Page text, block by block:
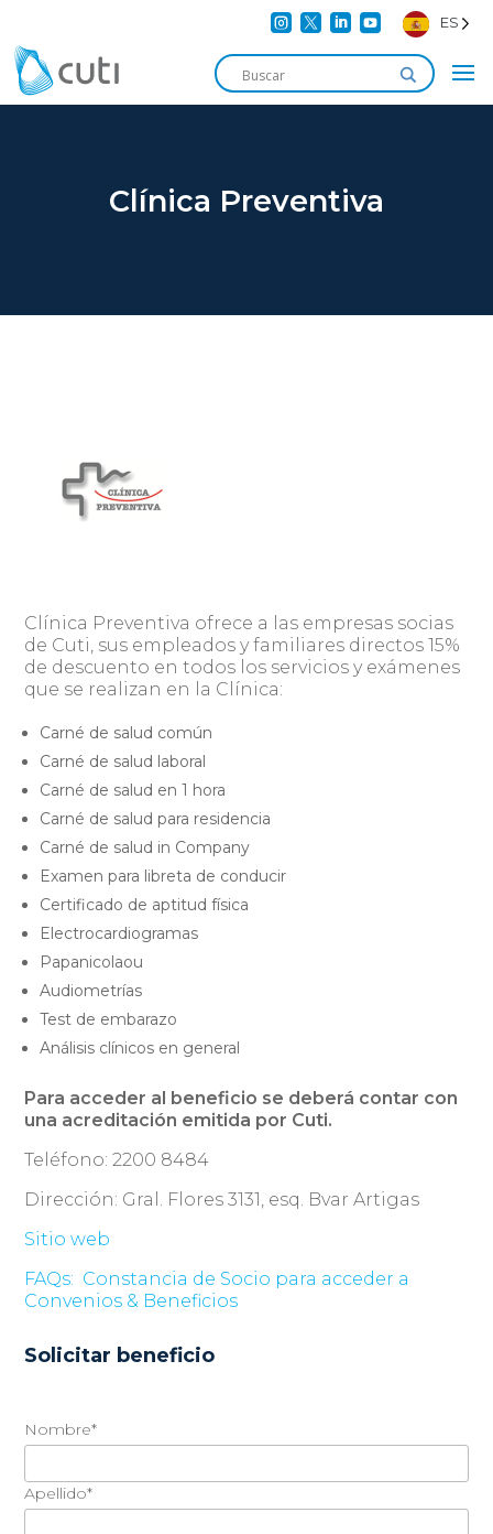
    ES
Clínica Preventiva
Clínica Preventiva ofrece a las empresas socias
de Cuti, sus empleados y familiares directos 15%
de descuento en todos los servicios y exámenes
que se realizan en la Clínica:
Carné de salud común
Carné de salud laboral
Carné de salud en 1 hora
Carné de salud para residencia
Carné de salud in Company
Examen para libreta de conducir
Certificado de aptitud física
Electrocardiogramas
Papanicolaou
Audiometrías
Test de embarazo
Análisis clínicos en general
Para acceder al beneficio se deberá contar con
una acreditación emitida por Cuti.
Teléfono: 2200 8484
Dirección: Gral. Flores 3131, esq. Bvar Artigas
Sitio web
FAQs: Constancia de Socio para acceder a
Convenios & Beneficios
Solicitar beneficio
Nombre*
Apellido*